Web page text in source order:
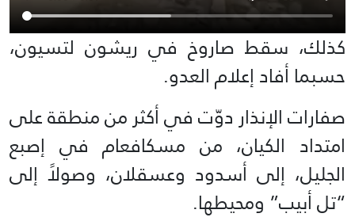
كذلك، سقط صاروخ في ريشون لتسيون،
حسبما أفاد إعلام العدو.
صفارات الإنذار دوّت في أكثر من منطقة على
امتداد الكيان، من مسكافعام في إصبع
الجليل، إلى أسدود وعسقلان، وصولاً إلى
“تل أبيب” ومحيطها.